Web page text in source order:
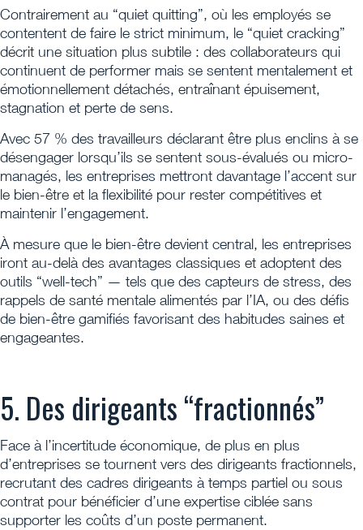
Contrairement au “quiet quitting”, où les employés se
contentent de faire le strict minimum, le “quiet cracking”
décrit une situation plus subtile : des collaborateurs qui
continuent de performer mais se sentent mentalement et
émotionnellement détachés, entraînant épuisement,
stagnation et perte de sens.
Avec 57 % des travailleurs déclarant être plus enclins à se
désengager lorsqu’ils se sentent sous-évalués ou micro-
managés, les entreprises mettront davantage l’accent sur
le bien-être et la flexibilité pour rester compétitives et
maintenir l’engagement.
À mesure que le bien-être devient central, les entreprises
iront au-delà des avantages classiques et adoptent des
outils “well-tech” — tels que des capteurs de stress, des
rappels de santé mentale alimentés par l’IA, ou des défis
de bien-être gamifiés favorisant des habitudes saines et
engageantes.
5. Des dirigeants “fractionnés”
Face à l’incertitude économique, de plus en plus
d’entreprises se tournent vers des dirigeants fractionnels,
recrutant des cadres dirigeants à temps partiel ou sous
contrat pour bénéficier d’une expertise ciblée sans
supporter les coûts d’un poste permanent.